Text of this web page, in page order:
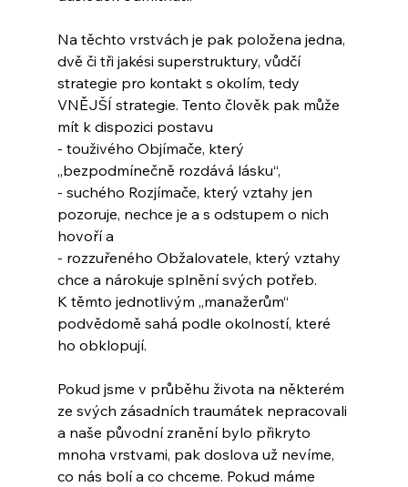
Na těchto vrstvách je pak položena jedna,
dvě či tři jakési superstruktury, vůdčí
strategie pro kontakt s okolím, tedy
VNĚJŠÍ strategie. Tento člověk pak může
mít k dispozici postavu
- touživého Objímače, který
„bezpodmínečně rozdává lásku“,
- suchého Rozjímače, který vztahy jen
pozoruje, nechce je a s odstupem o nich
hovoří a
- rozzuřeného Obžalovatele, který vztahy
chce a nárokuje splnění svých potřeb.
K těmto jednotlivým „manažerům“
podvědomě sahá podle okolností, které
ho obklopují.
Pokud jsme v průběhu života na některém
ze svých zásadních traumátek nepracovali
a naše původní zranění bylo přikryto
mnoha vrstvami, pak doslova už nevíme,
co nás bolí a co chceme. Pokud máme